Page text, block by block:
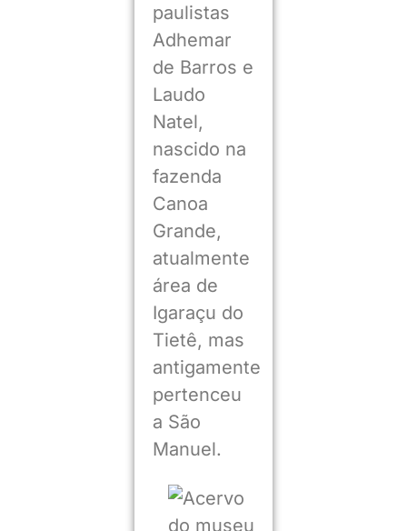
paulistas
Adhemar
de Barros e
Laudo
Natel,
nascido na
fazenda
Canoa
Grande,
atualmente
área de
Igaraçu do
Tietê, mas
antigamente
pertenceu
a São
Manuel.